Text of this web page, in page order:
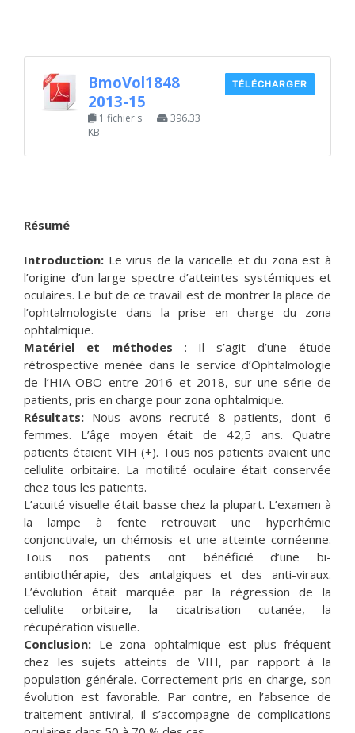
BmoVol1848
2013-15
1 fichier·s
396.33
KB
TÉLÉCHARGER
Résumé
Introduction: Le virus de la varicelle et du zona est à
l’origine d’un large spectre d’atteintes systémiques et
oculaires. Le but de ce travail est de montrer la place de
l’ophtalmologiste dans la prise en charge du zona
ophtalmique.
Matériel et méthodes : Il s’agit d’une étude
rétrospective menée dans le service d’Ophtalmologie
de l’HIA OBO entre 2016 et 2018, sur une série de
patients, pris en charge pour zona ophtalmique.
Résultats: Nous avons recruté 8 patients, dont 6
femmes. L’âge moyen était de 42,5 ans. Quatre
patients étaient VIH (+). Tous nos patients avaient une
cellulite orbitaire. La motilité oculaire était conservée
chez tous les patients.
L’acuité visuelle était basse chez la plupart. L’examen à
la lampe à fente retrouvait une hyperhémie
conjonctivale, un chémosis et une atteinte cornéenne.
Tous nos patients ont bénéficié d’une bi-
antibiothérapie, des antalgiques et des anti-viraux.
L’évolution était marquée par la régression de la
cellulite orbitaire, la cicatrisation cutanée, la
récupération visuelle.
Conclusion: Le zona ophtalmique est plus fréquent
chez les sujets atteints de VIH, par rapport à la
population générale. Correctement pris en charge, son
évolution est favorable. Par contre, en l’absence de
traitement antiviral, il s’accompagne de complications